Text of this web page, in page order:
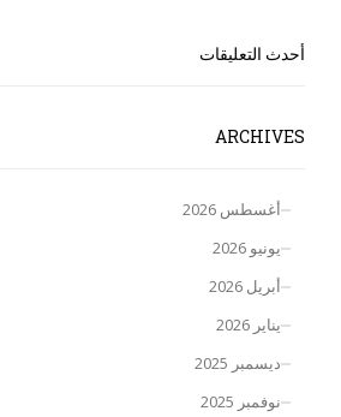
أحدث التعليقات
ARCHIVES
أغسطس 2026
يونيو 2026
أبريل 2026
يناير 2026
ديسمبر 2025
نوفمبر 2025